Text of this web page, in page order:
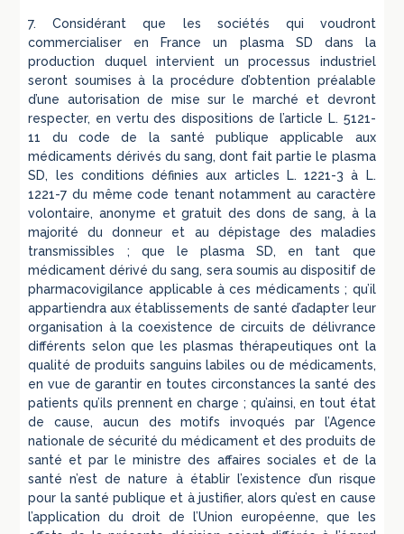
7. Considérant que les sociétés qui voudront
commercialiser en France un plasma SD dans la
production duquel intervient un processus industriel
seront soumises à la procédure d’obtention préalable
d’une autorisation de mise sur le marché et devront
respecter, en vertu des dispositions de l’article L. 5121-
11 du code de la santé publique applicable aux
médicaments dérivés du sang, dont fait partie le plasma
SD, les conditions définies aux articles L. 1221-3 à L.
1221-7 du même code tenant notamment au caractère
volontaire, anonyme et gratuit des dons de sang, à la
majorité du donneur et au dépistage des maladies
transmissibles ; que le plasma SD, en tant que
médicament dérivé du sang, sera soumis au dispositif de
pharmacovigilance applicable à ces médicaments ; qu’il
appartiendra aux établissements de santé d’adapter leur
organisation à la coexistence de circuits de délivrance
différents selon que les plasmas thérapeutiques ont la
qualité de produits sanguins labiles ou de médicaments,
en vue de garantir en toutes circonstances la santé des
patients qu’ils prennent en charge ; qu’ainsi, en tout état
de cause, aucun des motifs invoqués par l’Agence
nationale de sécurité du médicament et des produits de
santé et par le ministre des affaires sociales et de la
santé n’est de nature à établir l’existence d’un risque
pour la santé publique et à justifier, alors qu’est en cause
l’application du droit de l’Union européenne, que les